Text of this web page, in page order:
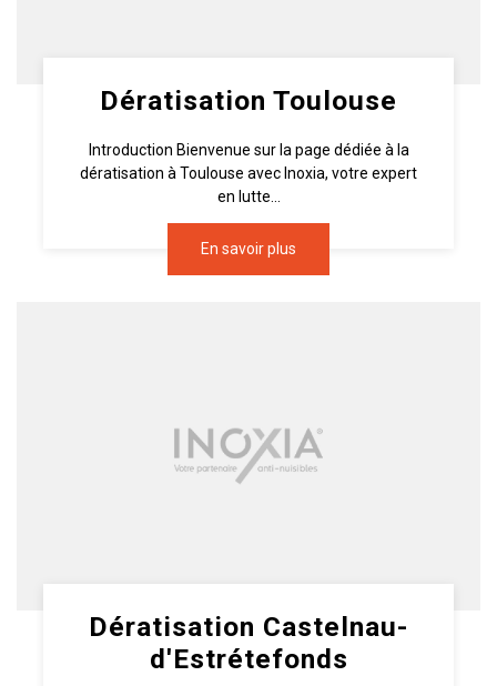
Dératisation Toulouse
Introduction Bienvenue sur la page dédiée à la
dératisation à Toulouse avec Inoxia, votre expert
en lutte...
En savoir plus
Dératisation Castelnau-
d'Estrétefonds